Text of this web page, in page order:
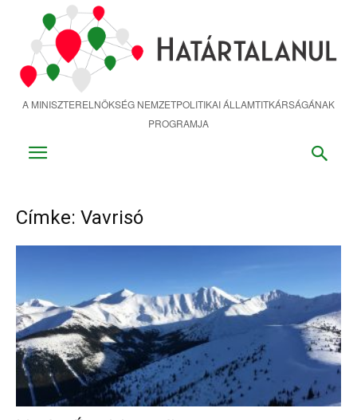
tartalomra
A MINISZTERELNÖKSÉG NEMZETPOLITIKAI ÁLLAMTITKÁRSÁGÁNAK
PROGRAMJA
Címke: Vavrisó